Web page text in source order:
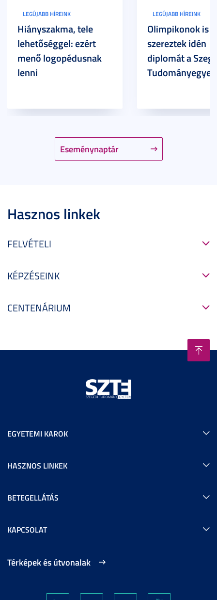
Eseménynaptár
LEGÚJABB HÍREINK
Hiányszakma, tele
lehetőséggel: ezért
menő logopédusnak
lenni
LEGÚJABB HÍREINK
Olimpikonok is
szereztek idén
diplomát a
Hasznos linkek
FELVÉTELI
KÉPZÉSEINK
CENTENÁRIUM
EGYETEMI KAROK
HASZNOS LINKEK
BETEGELLÁTÁS
KAPCSOLAT
Térképek és útvonalak